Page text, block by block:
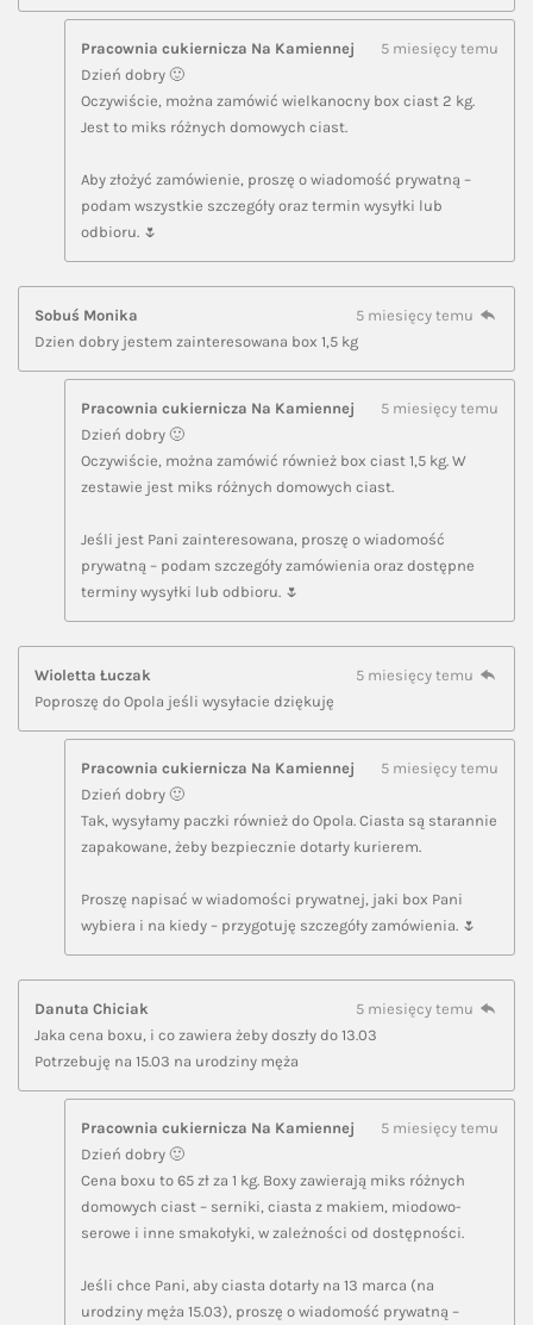
Pracownia cukiernicza Na Kamiennej
5 miesięcy temu
Dzień dobry 🙂
Oczywiście, można zamówić wielkanocny box ciast 2 kg.
Jest to miks różnych domowych ciast.
Aby złożyć zamówienie, proszę o wiadomość prywatną –
podam wszystkie szczegóły oraz termin wysyłki lub
odbioru. 🌷
Sobuś Monika
5 miesięcy temu
Dzien dobry jestem zainteresowana box 1,5 kg
Pracownia cukiernicza Na Kamiennej
5 miesięcy temu
Dzień dobry 🙂
Oczywiście, można zamówić również box ciast 1,5 kg. W
zestawie jest miks różnych domowych ciast.
Jeśli jest Pani zainteresowana, proszę o wiadomość
prywatną – podam szczegóły zamówienia oraz dostępne
terminy wysyłki lub odbioru. 🌷
Wioletta Łuczak
5 miesięcy temu
Poproszę do Opola jeśli wysyłacie dziękuję
Pracownia cukiernicza Na Kamiennej
5 miesięcy temu
Dzień dobry 🙂
Tak, wysyłamy paczki również do Opola. Ciasta są starannie
zapakowane, żeby bezpiecznie dotarły kurierem.
Proszę napisać w wiadomości prywatnej, jaki box Pani
wybiera i na kiedy – przygotuję szczegóły zamówienia. 🌷
Danuta Chiciak
5 miesięcy temu
Jaka cena boxu, i co zawiera żeby doszły do 13.03
Potrzebuję na 15.03 na urodziny męża
Pracownia cukiernicza Na Kamiennej
5 miesięcy temu
Dzień dobry 🙂
Cena boxu to 65 zł za 1 kg. Boxy zawierają miks różnych
domowych ciast – serniki, ciasta z makiem, miodowo-
serowe i inne smakołyki, w zależności od dostępności.
Jeśli chce Pani, aby ciasta dotarły na 13 marca (na
urodziny męża 15.03), proszę o wiadomość prywatną –